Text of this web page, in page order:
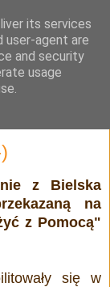
z Bielska
na
z Pomocą"
się w
its services
user-agent are
and security
usage